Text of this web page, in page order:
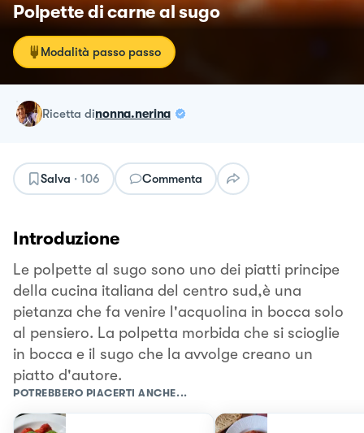
Polpette di carne al sugo
Modalità passo passo
ricetta dinonna.nerina
Salva · 106 Commenta
Introduzione
Le polpette al sugo sono uno dei piatti principe
della cucina italiana del centro sud,è una
pietanza che fa venire l'acquolina in bocca solo
al pensiero. La polpetta morbida che si scioglie
in bocca e il sugo che la avvolge creano un
piatto d'autore.
POTREBBERO PIACERTI ANCHE...